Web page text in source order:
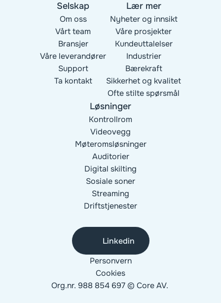
Selskap
Om oss
Vårt team
Bransjer
Våre leverandører
Support
Ta kontakt
Lær mer
Nyheter og innsikt
Våre prosjekter
Kundeuttalelser
Industrier
Bærekraft
Sikkerhet og kvalitet
Ofte stilte spørsmål
Løsninger
Kontrollrom
Videovegg
Møteromsløsninger
Auditorier
Digital skilting
Sosiale soner
Streaming
Driftstjenester
Linkedin
Personvern
Cookies
Org.nr. 988 854 697 © Core AV.